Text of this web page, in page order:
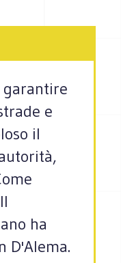
garantire
e
il
ha
D'Alema.